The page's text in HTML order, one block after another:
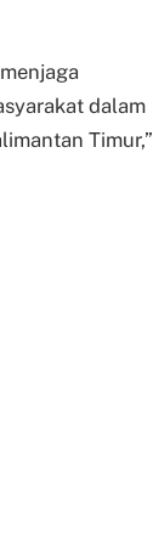
dalam
Timur,”